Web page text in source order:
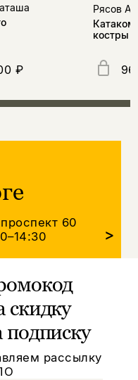
₽
Рясов
костры
60
>
скидку
подписку
рассылку